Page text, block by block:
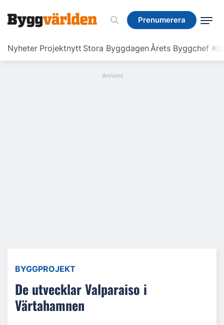
Prenumerera
Nyheter Projektnytt Stora ByggdagenÅrets Byggchef
Prenumerera
BYGGPROJEKT
De utvecklar Valparaiso i
Värtahamnen